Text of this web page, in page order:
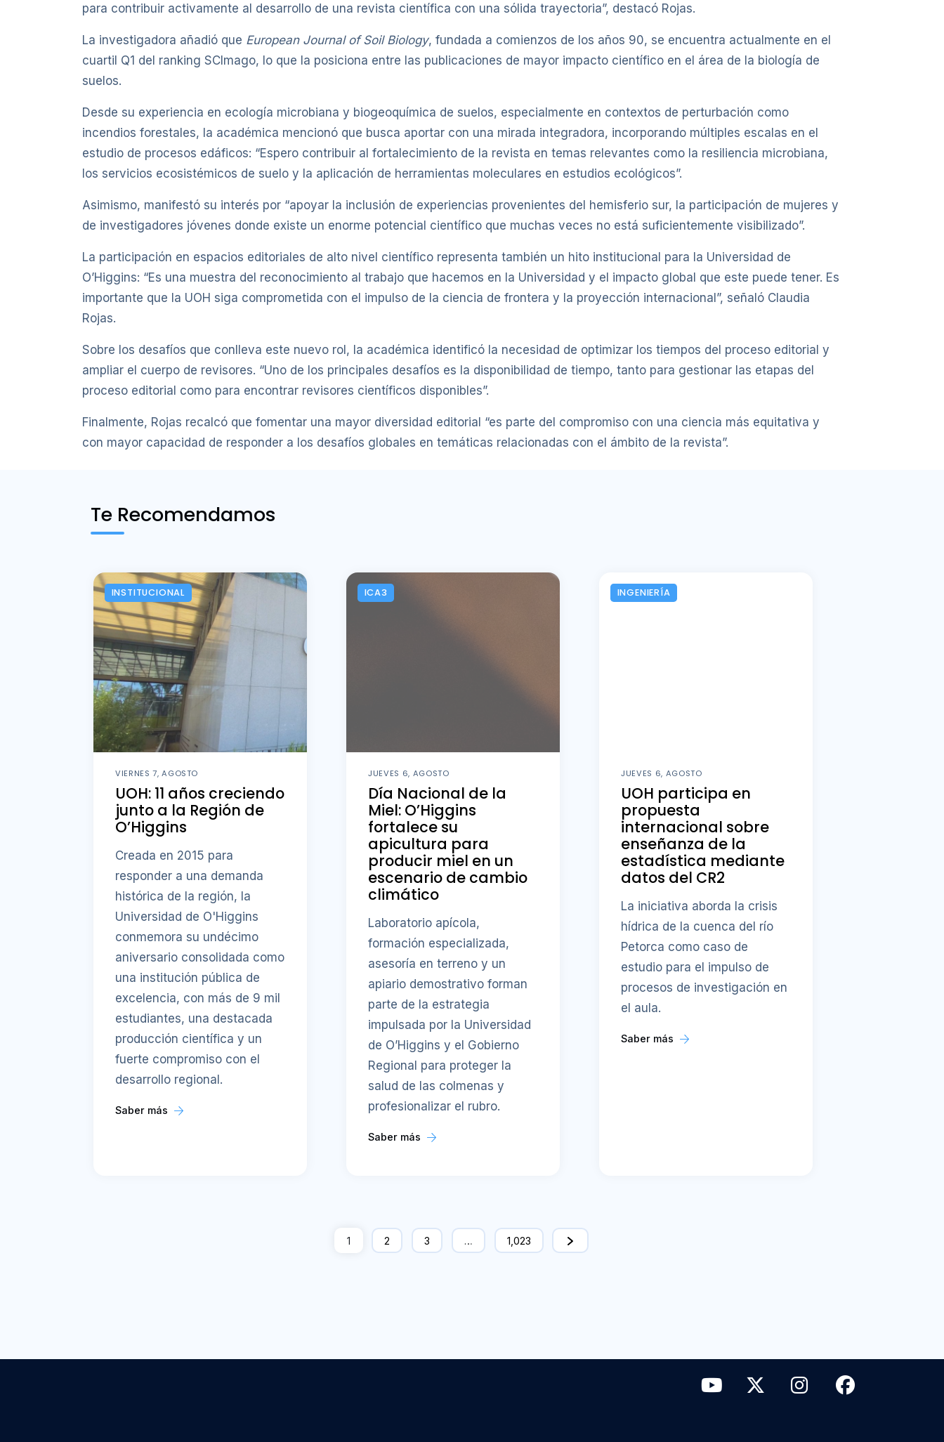
para contribuir activamente al desarrollo de una revista científica con una sólida trayectoria”, destacó Rojas.
La investigadora añadió que European Journal of Soil Biology, fundada a comienzos de los años 90, se encuentra actualmente en el
cuartil Q1 del ranking SCImago, lo que la posiciona entre las publicaciones de mayor impacto científico en el área de la biología de
suelos.
Desde su experiencia en ecología microbiana y biogeoquímica de suelos, especialmente en contextos de perturbación como
incendios forestales, la académica mencionó que busca aportar con una mirada integradora, incorporando múltiples escalas en el
estudio de procesos edáficos: “Espero contribuir al fortalecimiento de la revista en temas relevantes como la resiliencia microbiana,
los servicios ecosistémicos de suelo y la aplicación de herramientas moleculares en estudios ecológicos”.
Asimismo, manifestó su interés por “apoyar la inclusión de experiencias provenientes del hemisferio sur, la participación de mujeres y
de investigadores jóvenes donde existe un enorme potencial científico que muchas veces no está suficientemente visibilizado”.
La participación en espacios editoriales de alto nivel científico representa también un hito institucional para la Universidad de
O’Higgins: “Es una muestra del reconocimiento al trabajo que hacemos en la Universidad y el impacto global que este puede tener. Es
importante que la UOH siga comprometida con el impulso de la ciencia de frontera y la proyección internacional”, señaló Claudia
Rojas.
Sobre los desafíos que conlleva este nuevo rol, la académica identificó la necesidad de optimizar los tiempos del proceso editorial y
ampliar el cuerpo de revisores. “Uno de los principales desafíos es la disponibilidad de tiempo, tanto para gestionar las etapas del
proceso editorial como para encontrar revisores científicos disponibles”.
Finalmente, Rojas recalcó que fomentar una mayor diversidad editorial “es parte del compromiso con una ciencia más equitativa y
con mayor capacidad de responder a los desafíos globales en temáticas relacionadas con el ámbito de la revista”.
Te Recomendamos
INSTITUCIONAL
VIERNES 7, AGOSTO
UOH: 11 años creciendo
junto a la Región de
O’Higgins
Creada en 2015 para
responder a una demanda
histórica de la región, la
Universidad de O'Higgins
conmemora su undécimo
aniversario consolidada como
una institución pública de
excelencia, con más de 9 mil
estudiantes, una destacada
producción científica y un
fuerte compromiso con el
desarrollo regional.
Saber más
ICA3
JUEVES 6, AGOSTO
Día Nacional de la
Miel: O’Higgins
fortalece su
apicultura para
producir miel en un
escenario de cambio
climático
Laboratorio apícola,
formación especializada,
asesoría en terreno y un
apiario demostrativo forman
parte de la estrategia
impulsada por la Universidad
de O’Higgins y el Gobierno
Regional para proteger la
salud de las colmenas y
profesionalizar el rubro.
Saber más
INGENIERÍA
JUEVES 6, AGOSTO
UOH participa en
propuesta
internacional sobre
enseñanza de la
estadística mediante
datos del CR2
La iniciativa aborda la crisis
hídrica de la cuenca del río
Petorca como caso de
estudio para el impulso de
procesos de investigación en
el aula.
Saber más
1 2 3 … 1,023